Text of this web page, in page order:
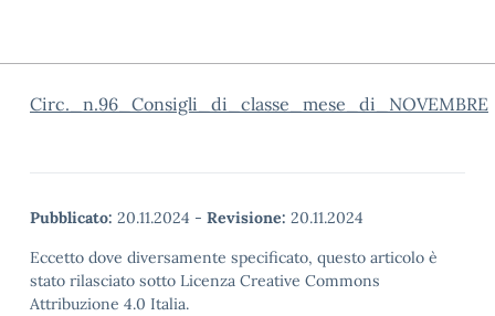
Circ._n.96_Consigli_di_classe_mese_di_NOVEMBRE
Pubblicato: 20.11.2024 - Revisione: 20.11.2024
Eccetto dove diversamente specificato, questo articolo è
stato rilasciato sotto Licenza Creative Commons
Attribuzione 4.0 Italia.